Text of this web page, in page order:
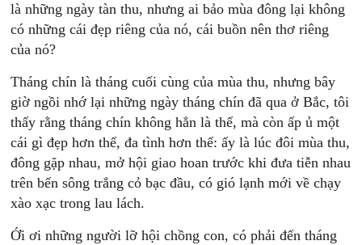
là những ngày tàn thu, nhưng ai bảo mùa đông lại không
có những cái đẹp riêng của nó, cái buồn nên thơ riêng
của nó?
Tháng chín là tháng cuối cùng của mùa thu, nhưng bây
giờ ngồi nhớ lại những ngày tháng chín đã qua ở Bắc, tôi
thấy rằng tháng chín không hẳn là thế, mà còn ấp ủ một
cái gì đẹp hơn thế, đa tình hơn thế: ấy là lúc đôi mùa thu,
đông gặp nhau, mở hội giao hoan trước khi đưa tiễn nhau
trên bến sông trắng cỏ bạc đầu, có gió lạnh mới về chạy
xào xạc trong lau lách.
Ới ơi những người lỡ hội chồng con, có phải đến tháng